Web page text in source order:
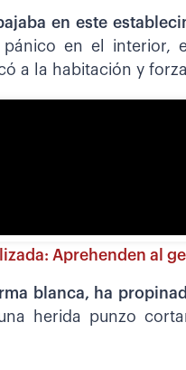
en este
en el interior,
a la habitación y
Aprehenden al
blanca, ha
herida punzo